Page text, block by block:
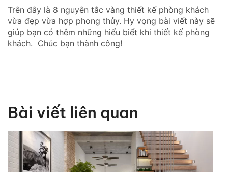
Trên đây là 8 nguyên tắc vàng thiết kế phòng khách
vừa đẹp vừa hợp phong thủy. Hy vọng bài viết này sẽ
giúp bạn có thêm những hiểu biết khi thiết kế phòng
khách. Chúc bạn thành công!
Bài viết liên quan